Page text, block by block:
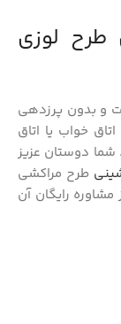
طرح لوزی
و بدون پرزدهی
خواب یا اتاق
شما دوستان عزیز
طرح مراکشی
رایگان آن